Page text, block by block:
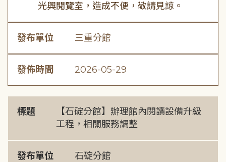
光興閱覽室，造成不便，敬請見諒。
發布單位 三重分館
發佈時間 2026-05-29
標題
【石碇分館】辦理館內閱讀設備升級
工程，相關服務調整
發布單位 石碇分館